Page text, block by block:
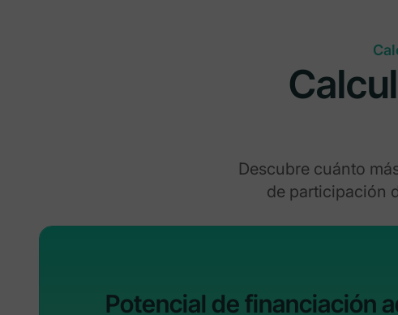
Descubre cuánto
de participación
Potencial de financiación